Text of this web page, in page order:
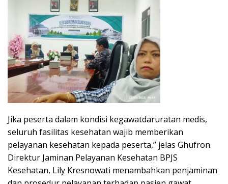
Jika peserta dalam kondisi kegawatdaruratan medis,
seluruh fasilitas kesehatan wajib memberikan
pelayanan kesehatan kepada peserta,” jelas Ghufron.
Direktur Jaminan Pelayanan Kesehatan BPJS
Kesehatan, Lily Kresnowati menambahkan penjaminan